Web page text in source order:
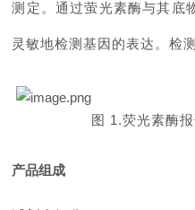
测定。通过萤光素酶与其底
灵敏地检测基因的表达。检
图 1.荧光素酶
产品组成